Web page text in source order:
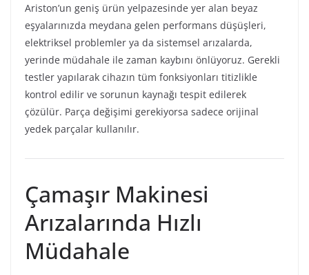
Ariston’un geniş ürün yelpazesinde yer alan beyaz
eşyalarınızda meydana gelen performans düşüşleri,
elektriksel problemler ya da sistemsel arızalarda,
yerinde müdahale ile zaman kaybını önlüyoruz. Gerekli
testler yapılarak cihazın tüm fonksiyonları titizlikle
kontrol edilir ve sorunun kaynağı tespit edilerek
çözülür. Parça değişimi gerekiyorsa sadece orijinal
yedek parçalar kullanılır.
Çamaşır Makinesi
Arızalarında Hızlı
Müdahale